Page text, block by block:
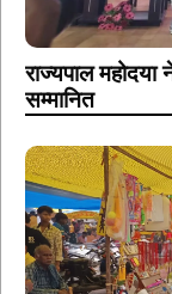
राज्यपाल
सम्मानित